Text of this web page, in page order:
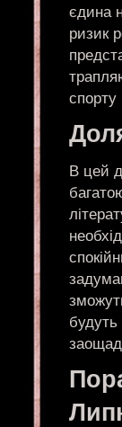
єдина
ризик
спорту
В цей
будуть